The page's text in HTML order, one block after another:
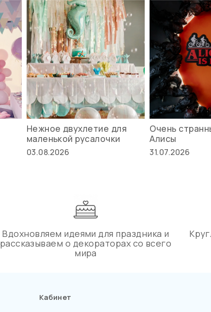
Нежное двухлетие для
маленькой русалочки
03.08.2026
Очень
Алисы
31.07.2026
Вдохновляем идеями для праздника и
рассказываем о декораторах со всего
мира
Кабинет